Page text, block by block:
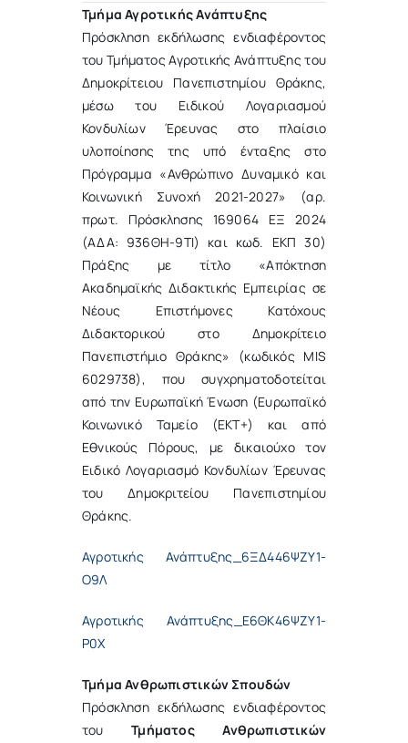
Τμήμα Αγροτικής Ανάπτυξης
Πρόσκληση εκδήλωσης ενδιαφέροντος
του Τμήματος Αγροτικής Ανάπτυξης του
Δημοκρίτειου Πανεπιστημίου Θράκης,
μέσω του Ειδικού Λογαριασμού
Κονδυλίων Έρευνας στο πλαίσιο
υλοποίησης της υπό ένταξης στο
Πρόγραμμα «Ανθρώπινο Δυναμικό και
Κοινωνική Συνοχή 2021-2027» (αρ.
πρωτ. Πρόσκλησης 169064 ΕΞ 2024
(ΑΔΑ: 936ΘΗ-9ΤΙ) και κωδ. ΕΚΠ 30)
Πράξης με τίτλο «Απόκτηση
Ακαδημαϊκής Διδακτικής Εμπειρίας σε
Νέους Επιστήμονες Κατόχους
Διδακτορικού στο Δημοκρίτειο
Πανεπιστήμιο Θράκης» (κωδικός MIS
6029738), που συγχρηματοδοτείται
από την Ευρωπαϊκή Ένωση (Ευρωπαϊκό
Κοινωνικό Ταμείο (ΕΚΤ+) και από
Εθνικούς Πόρους, με δικαιούχο τον
Ειδικό Λογαριασμό Κονδυλίων Έρευνας
του Δημοκριτείου Πανεπιστημίου
Θράκης.
Αγροτικής Ανάπτυξης_6ΞΔ446ΨΖΥ1-
Ο9Λ
Αγροτικής Ανάπτυξης_Ε6ΘΚ46ΨΖΥ1-
Ρ0Χ
Τμήμα Ανθρωπιστικών Σπουδών
Πρόσκληση εκδήλωσης ενδιαφέροντος
τουΤμήματος Ανθρωπιστικών